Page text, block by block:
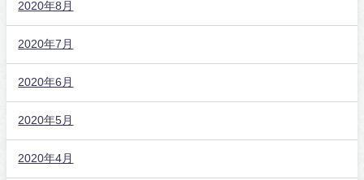
2020年8月
2020年7月
2020年6月
2020年5月
2020年4月